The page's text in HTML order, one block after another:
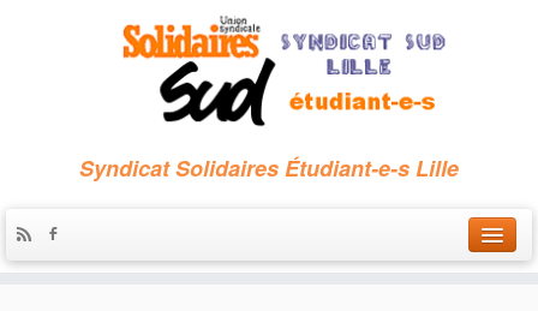
Syndicat Solidaires Étudiant-e-s Lille